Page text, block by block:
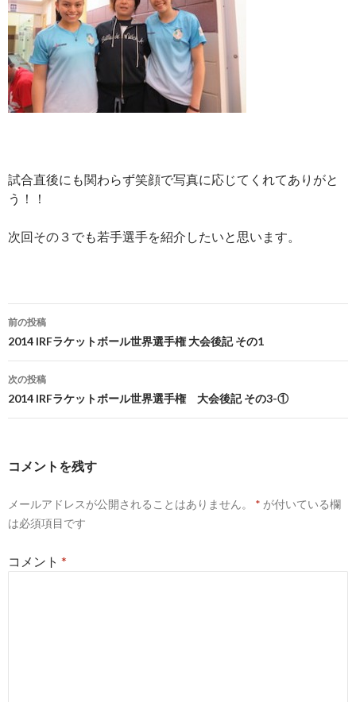
試合直後にも関わらず笑顔で写真に応じてくれてありがと
う！！
次回その３でも若手選手を紹介したいと思います。
投
稿
ナ
ビ
ョ
前の投稿
2014 IRFラケットボール世界選手権 大会後記 その1
次の投稿
2014 IRFラケットボール世界選手権 大会後記 その3-①
コメントを残す
メールアドレスが公開されることはありません。 * が付いている欄
は必須項目です
コメント *